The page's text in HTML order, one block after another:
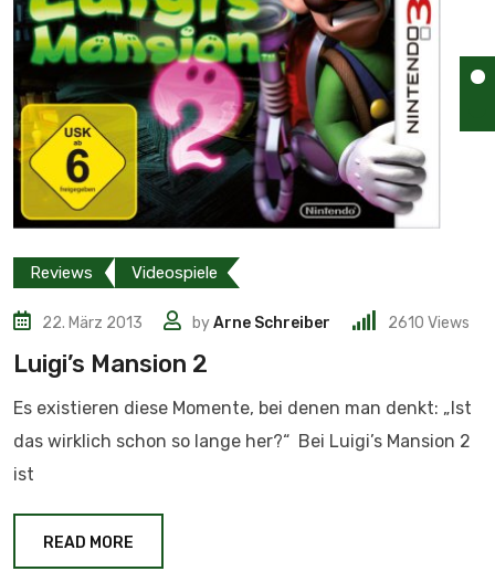
Reviews Videospiele
22. März 2013 byArne Schreiber 2610 Views
Luigi’s Mansion 2
Es existieren diese Momente, bei denen man denkt: „Ist
das wirklich schon so lange her?“ Bei Luigi’s Mansion 2
ist
READ MORE